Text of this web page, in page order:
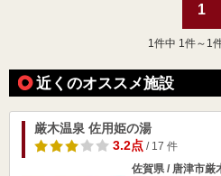
1
1 件中 1件～1
近くのオススメ施設
厳木温泉 佐用姫の湯
3.2点/ 17 件
佐賀県 / 唐津市厳